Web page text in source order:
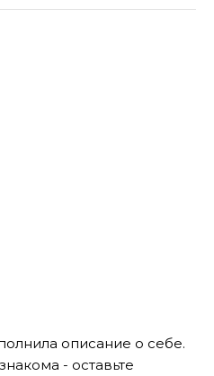
описание о себе.
- оставьте